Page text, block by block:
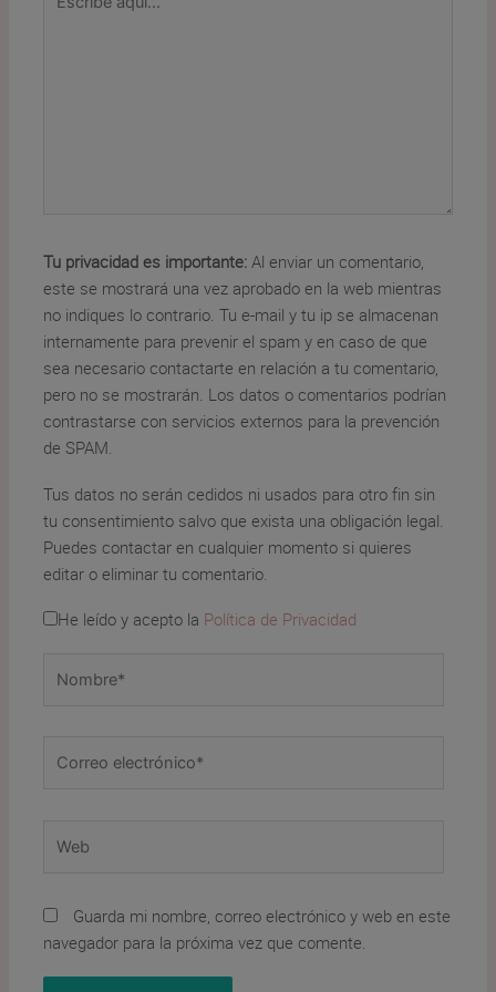
aquí...
Tu privacidad es importante: Al enviar un comentario,
este se mostrará una vez aprobado en la web mientras
no indiques lo contrario. Tu e-mail y tu ip se almacenan
internamente para prevenir el spam y en caso de que
sea necesario contactarte en relación a tu comentario,
pero no se mostrarán. Los datos o comentarios podrían
contrastarse con servicios externos para la prevención
de SPAM.
Tus datos no serán cedidos ni usados para otro fin sin
tu consentimiento salvo que exista una obligación legal.
Puedes contactar en cualquier momento si quieres
editar o eliminar tu comentario.
He leído y acepto la Política de Privacidad
electrónico*
Guarda mi nombre, correo electrónico y web en este
navegador para la próxima vez que comente.